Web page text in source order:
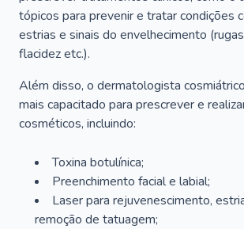
tópicos para prevenir e tratar condições
estrias e sinais do envelhecimento
flacidez etc.).
Além disso, o dermatologista
mais capacitado para prescrever e
cosméticos, incluindo:
Toxina botulínica;
Preenchimento facial e labial;
Laser para rejuvenescimento,
remoção de tatuagem;